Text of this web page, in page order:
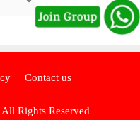
Contact us
All Rights Reserved